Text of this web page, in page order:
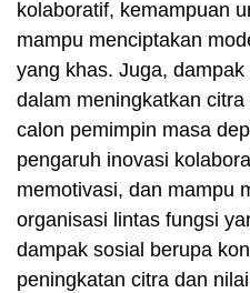
kolaboratif, kemampuan
mampu menciptakan
yang khas. Juga,
dalam meningkatkan
calon pemimpin masa
pengaruh inovasi
memotivasi, dan mampu
organisasi lintas fungsi
dampak sosial berupa
peningkatan citra dan